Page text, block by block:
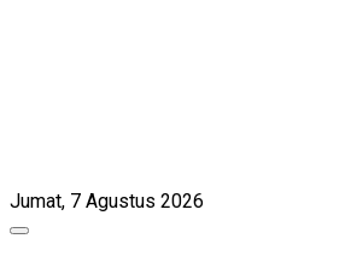
Jumat, 7 Agustus 2026